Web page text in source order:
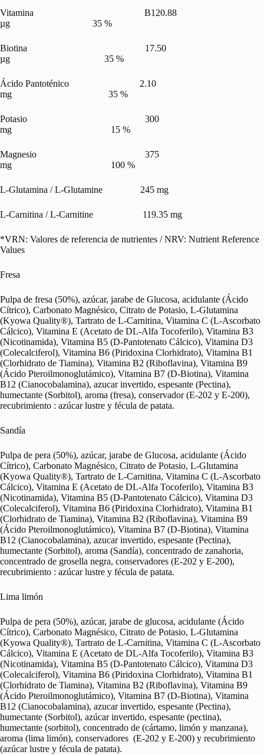
Vitamina B120.88
µg 35 %
Biotina 17.50
µg 35 %
Ácido Pantoténico 2.10
mg 35 %
Potasio 300
mg 15 %
Magnesio 375
mg 100 %
L-Glutamina / L-Glutamine 245 mg
L-Carnitina / L-Carnitine 119.35 mg
*VRN: Valores de referencia de nutrientes / NRV: Nutrient Reference
Values
Fresa
Pulpa de fresa (50%), azúcar, jarabe de Glucosa, acidulante (Ácido
Cítrico), Carbonato Magnésico, Citrato de Potasio, L-Glutamina
(Kyowa Quality®), Tartrato de L-Carnitina, Vitamina C (L-Ascorbato
Cálcico), Vitamina E (Acetato de DL-Alfa Tocoferilo), Vitamina B3
(Nicotinamida), Vitamina B5 (D-Pantotenato Cálcico), Vitamina D3
(Colecalciferol), Vitamina B6 (Piridoxina Clorhidrato), Vitamina B1
(Clorhidrato de Tiamina), Vitamina B2 (Riboflavina), Vitamina B9
(Ácido Pteroilmonoglutámico), Vitamina B7 (D-Biotina), Vitamina
B12 (Cianocobalamina), azucar invertido, espesante (Pectina),
humectante (Sorbitol), aroma (fresa), conservador (E-202 y E-200),
recubrimiento : azúcar lustre y fécula de patata.
Sandía
Pulpa de pera (50%), azúcar, jarabe de Glucosa, acidulante (Ácido
Cítrico), Carbonato Magnésico, Citrato de Potasio, L-Glutamina
(Kyowa Quality®), Tartrato de L-Carnitina, Vitamina C (L-Ascorbato
Cálcico), Vitamina E (Acetato de DL-Alfa Tocoferilo), Vitamina B3
(Nicotinamida), Vitamina B5 (D-Pantotenato Cálcico), Vitamina D3
(Colecalciferol), Vitamina B6 (Piridoxina Clorhidrato), Vitamina B1
(Clorhidrato de Tiamina), Vitamina B2 (Riboflavina), Vitamina B9
(Ácido Pteroilmonoglutámico), Vitamina B7 (D-Biotina), Vitamina
B12 (Cianocobalamina), azucar invertido, espesante (Pectina),
humectante (Sorbitol), aroma (Sandía), concentrado de zanahoria,
concentrado de grosella negra, conservadores (E-202 y E-200),
recubrimiento : azúcar lustre y fécula de patata.
Lima limón
Pulpa de pera (50%), azúcar, jarabe de glucosa, acidulante (Ácido
Cítrico), Carbonato Magnésico, Citrato de Potasio, L-Glutamina
(Kyowa Quality®), Tartrato de L-Carnitina, Vitamina C (L-Ascorbato
Cálcico), Vitamina E (Acetato de DL-Alfa Tocoferilo), Vitamina B3
(Nicotinamida), Vitamina B5 (D-Pantotenato Cálcico), Vitamina D3
(Colecalciferol), Vitamina B6 (Piridoxina Clorhidrato), Vitamina B1
(Clorhidrato de Tiamina), Vitamina B2 (Riboflavina), Vitamina B9
(Ácido Pteroilmonoglutámico), Vitamina B7 (D-Biotina), Vitamina
B12 (Cianocobalamina), azucar invertido, espesante (Pectina),
humectante (Sorbitol), azúcar invertido, espesante (pectina),
humectante (sorbitol), concentrado de (cártamo, limón y manzana),
aroma (lima limón), conservadores (E-202 y E-200) y recubrimiento
(azúcar lustre y fécula de patata).